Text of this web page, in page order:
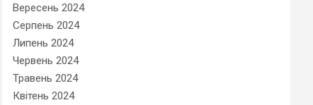
Вересень 2024
Серпень 2024
Липень 2024
Червень 2024
Травень 2024
Квітень 2024